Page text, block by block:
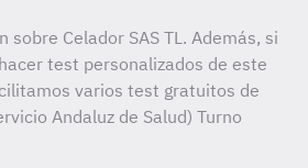
sobre Celador SAS TL. Además, si
test personalizados de este
varios test gratuitos de
Andaluz de Salud) Turno